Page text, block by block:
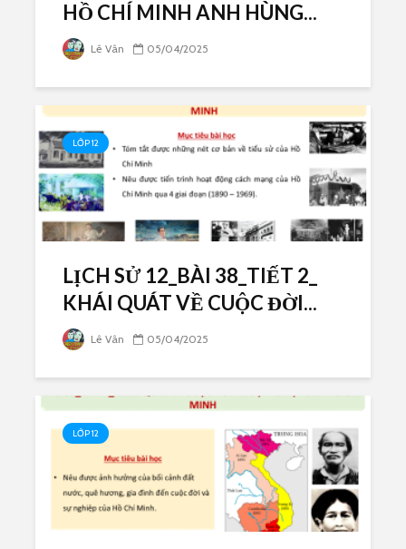
HỒ CHÍ MINH ANH HÙNG...
Lê Vân 05/04/2025
LỚP 12
LỊCH SỬ 12_BÀI 38_TIẾT 2_
KHÁI QUÁT VỀ CUỘC ĐỜI...
Lê Vân 05/04/2025
LỚP 12